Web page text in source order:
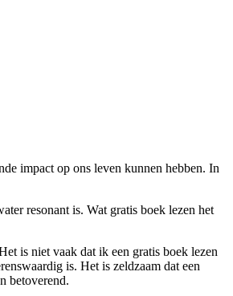
impact op ons leven kunnen hebben. In
resonant is. Wat gratis boek lezen het
is niet vaak dat ik een gratis boek lezen
is. Het is zeldzaam dat een
betoverend.